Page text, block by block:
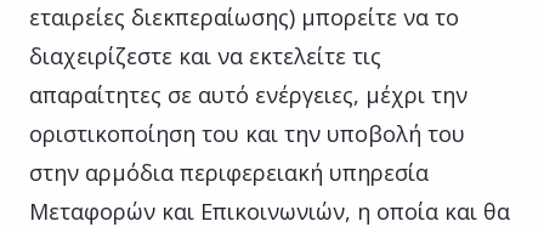
εταιρείες διεκπεραίωσης) μπορείτε να το
διαχειρίζεστε και να εκτελείτε τις
απαραίτητες σε αυτό ενέργειες, μέχρι την
οριστικοποίηση του και την υποβολή του
στην αρμόδια περιφερειακή υπηρεσία
Μεταφορών και Επικοινωνιών, η οποία και θα